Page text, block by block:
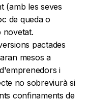
(amb les seves
de queda o
novetat.
pactades
mesos a
i
no sobreviurà si
confinaments de